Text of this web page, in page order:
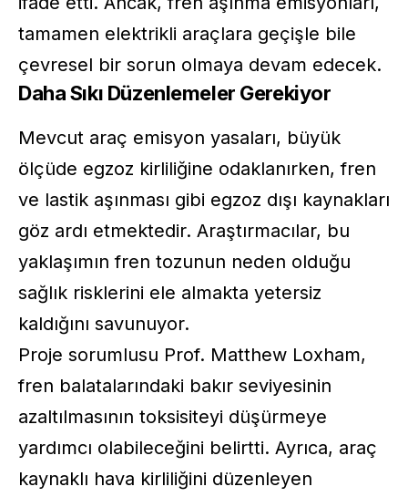
tamamen elektrikli araçlara geçişle bile
çevresel bir sorun olmaya devam edecek.
Daha Sıkı Düzenlemeler Gerekiyor
Mevcut araç emisyon yasaları, büyük
ölçüde egzoz kirliliğine odaklanırken, fren
ve lastik aşınması gibi egzoz dışı kaynakları
göz ardı etmektedir. Araştırmacılar, bu
yaklaşımın fren tozunun neden olduğu
sağlık risklerini ele almakta yetersiz
kaldığını savunuyor.
Proje sorumlusu Prof. Matthew Loxham,
fren balatalarındaki bakır seviyesinin
azaltılmasının toksisiteyi düşürmeye
yardımcı olabileceğini belirtti. Ayrıca, araç
kaynaklı hava kirliliğini düzenleyen